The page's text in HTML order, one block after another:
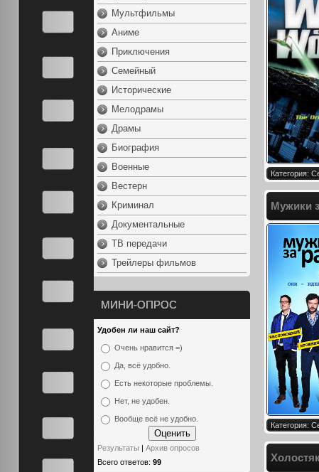
Мультфильмы
Аниме
Приключения
Семейный
Исторические
Мелодрамы
Драмы
Биография
Военные
Вестерн
Криминал
Документальные
ТВ передачи
Трейлеры фильмов
МИНИ-ОПРОС
Удобен ли наш сайт?
Очень нравится =)
Да, всё удобно.
Есть некоторые проблемы.
Нет, не удобен.
Вообще всё не удобно.
Результаты
Архив опросов
Всего ответов: 99
Категория:
Мужики
Категория: